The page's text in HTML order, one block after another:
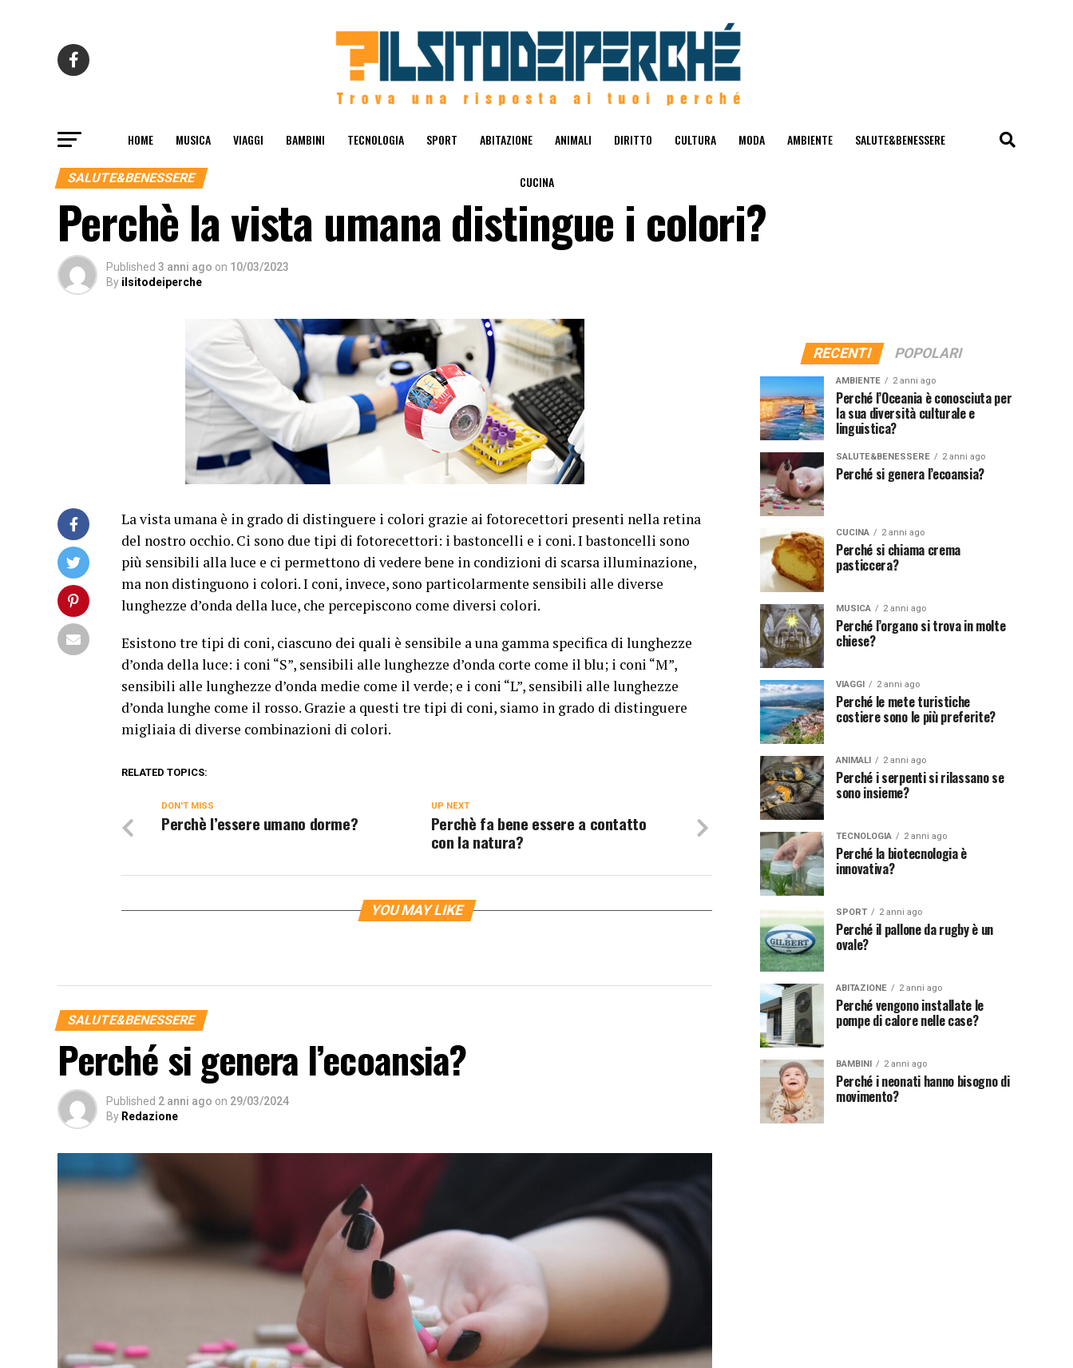
HOME MUSICA VIAGGI BAMBINI TECNOLOGIA SPORT ABITAZIONE ANIMALI DIRITTO CULTURA MODA AMBIENTE SALUTE&BENESSERE
CUCINA
SALUTE&BENESSERE
Perchè la vista umana distingue i colori?
Published 3 anni ago on 10/03/2023
By ilsitodeiperche
La vista umana è in grado di distinguere i colori grazie ai fotorecettori presenti nella retina
del nostro occhio. Ci sono due tipi di fotorecettori: i bastoncelli e i coni. I bastoncelli sono
più sensibili alla luce e ci permettono di vedere bene in condizioni di scarsa illuminazione,
ma non distinguono i colori. I coni, invece, sono particolarmente sensibili alle diverse
lunghezze d’onda della luce, che percepiscono come diversi colori.
Esistono tre tipi di coni, ciascuno dei quali è sensibile a una gamma specifica di lunghezze
d’onda della luce: i coni “S”, sensibili alle lunghezze d’onda corte come il blu; i coni “M”,
sensibili alle lunghezze d’onda medie come il verde; e i coni “L”, sensibili alle lunghezze
d’onda lunghe come il rosso. Grazie a questi tre tipi di coni, siamo in grado di distinguere
migliaia di diverse combinazioni di colori.
RELATED TOPICS:
UP NEXT
Perchè fa bene essere a contatto
con la natura?
DON'T MISS
Perchè l’essere umano dorme?
YOU MAY LIKE
SALUTE&BENESSERE
Perché si genera l’ecoansia?
Published 2 anni ago on 29/03/2024
By Redazione
RECENTI POPOLARI
AMBIENTE 2 anni ago
Perché l’Oceania è conosciuta per
la sua diversità culturale e
linguistica?
SALUTE&BENESSERE 2 anni ago
Perché si genera l’ecoansia?
CUCINA 2 anni ago
Perché si chiama crema
pasticcera?
MUSICA 2 anni ago
Perché l’organo si trova in molte
chiese?
VIAGGI 2 anni ago
Perché le mete turistiche
costiere sono le più preferite?
ANIMALI 2 anni ago
Perché i serpenti si rilassano se
sono insieme?
TECNOLOGIA 2 anni ago
Perché la biotecnologia è
innovativa?
SPORT 2 anni ago
Perché il pallone da rugby è un
ovale?
ABITAZIONE 2 anni ago
Perché vengono installate le
pompe di calore nelle case?
BAMBINI 2 anni ago
Perché i neonati hanno bisogno di
movimento?